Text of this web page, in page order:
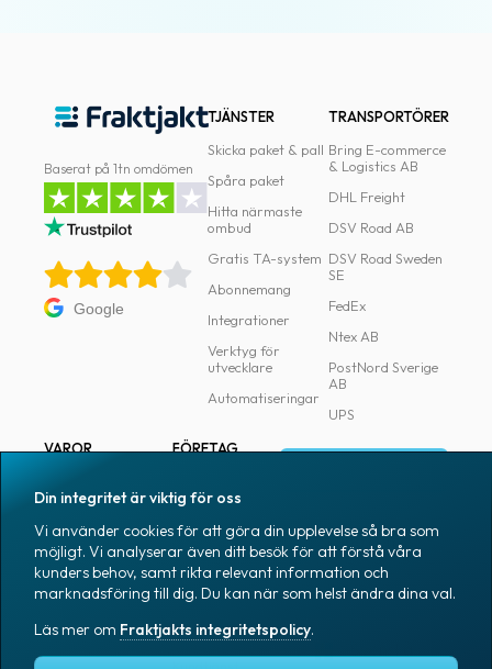
Baserat på 1tn omdömen
Google
TJÄNSTER
Skicka paket & pall
Spåra paket
Hitta närmaste
ombud
Gratis TA-system
Abonnemang
Integrationer
Verktyg för
utvecklare
Automatiseringar
TRANSPORTÖRER
Bring E-commerce
& Logistics AB
DHL Freight
DSV Road AB
DSV Road Sweden
SE
FedEx
Ntex AB
PostNord Sverige
AB
UPS
VAROR
Märkning
Emballage
Emballagetillbehör
Kontorsvaror
FÖRETAG
Pressrum
Medarbetare
Jobb & karriär
Nyhetsarkiv
Blogg
Skapa konto
Din integritet är viktig för oss
Vi använder cookies för att göra din upplevelse så bra som
möjligt. Vi analyserar även ditt besök för att förstå våra
kunders behov, samt rikta relevant information och
marknadsföring till dig. Du kan när som helst ändra dina val.
Läs mer om Fraktjakts integritetspolicy.